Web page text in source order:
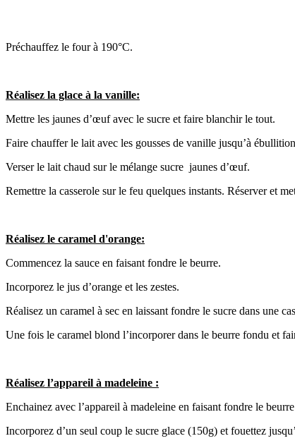
Préchauffez le four à 190°C.
Réalisez la glace à la vanille:
Mettre les jaunes d’œuf avec le sucre et faire blanchir le tout.
Faire chauffer le lait avec les gousses de vanille jusqu’à
Verser le lait chaud sur le mélange sucre jaunes d’œuf.
Remettre la casserole sur le feu quelques instants. Réserver et
Réalisez le caramel d'orange:
Commencez la sauce en faisant fondre le beurre.
Incorporez le jus d’orange et les zestes.
Réalisez un caramel à sec en laissant fondre le sucre dans une
Une fois le caramel blond l’incorporer dans le beurre fondu et
Réalisez l’appareil à madeleine :
Enchainez avec l’appareil à madeleine en faisant fondre le
Incorporez d’un seul coup le sucre glace (150g) et fouettez